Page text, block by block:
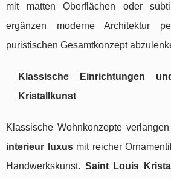
mit matten Oberflächen oder
ergänzen moderne Architektur
puristischen Gesamtkonzept
Klassische Einrichtungen
Kristallkunst
Klassische Wohnkonzepte
interieur luxusmit reicher
Handwerkskunst. Saint Louis Kristall